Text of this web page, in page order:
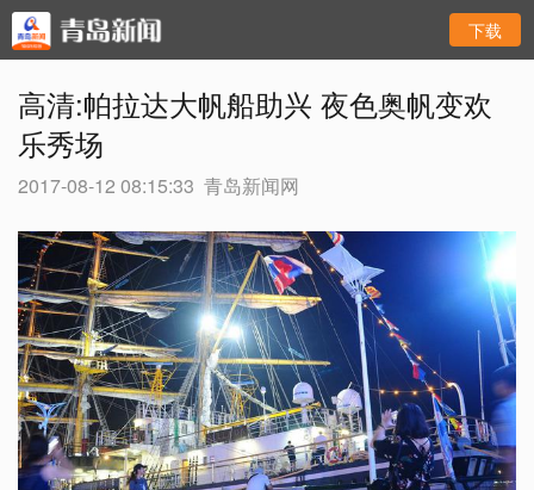
下载
高清:帕拉达大帆船助兴 夜色奥帆变欢
乐秀场
2017-08-12 08:15:33 青岛新闻网